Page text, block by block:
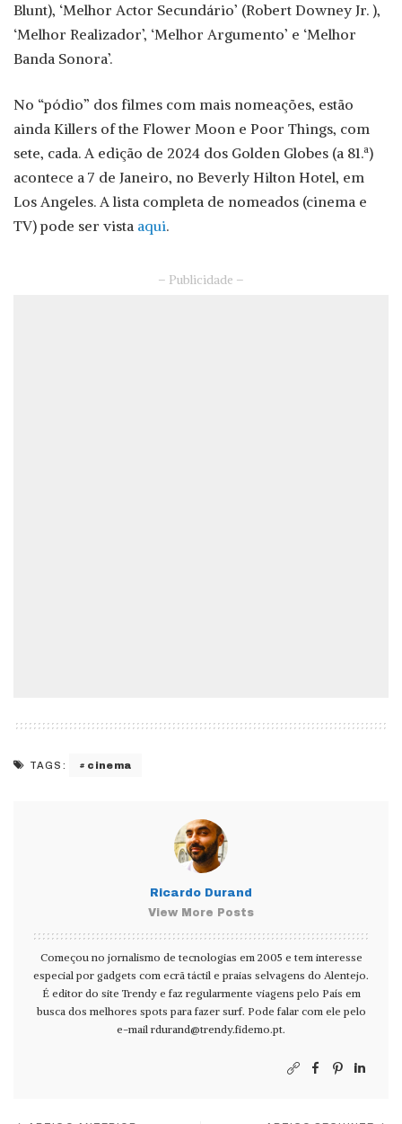
Blunt), ‘Melhor Actor Secundário’ (Robert Downey Jr. ),
‘Melhor Realizador’, ‘Melhor Argumento’ e ‘Melhor
Banda Sonora’.
No “pódio” dos filmes com mais nomeações, estão
ainda Killers of the Flower Moon e Poor Things, com
sete, cada. A edição de 2024 dos Golden Globes (a 81.ª)
acontece a 7 de Janeiro, no Beverly Hilton Hotel, em
Los Angeles. A lista completa de nomeados (cinema e
TV) pode ser vista aqui.
– Publicidade –
TAGS: cinema
Ricardo Durand
View More Posts
Começou no jornalismo de tecnologias em 2005 e tem interesse
especial por gadgets com ecrã táctil e praias selvagens do Alentejo.
É editor do site Trendy e faz regularmente viagens pelo País em
busca dos melhores spots para fazer surf. Pode falar com ele pelo
e-mail rdurand@trendy.fidemo.pt.